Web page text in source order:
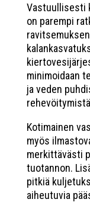
Vastuullisesti
on parempi
minimoidaan
ja veden
Kotimainen
myös
merkittävästi
tuotannon.
pitkiä
aiheutuvia